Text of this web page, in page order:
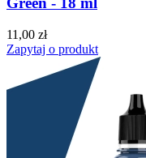
11,00 zł
Zapytaj o produkt